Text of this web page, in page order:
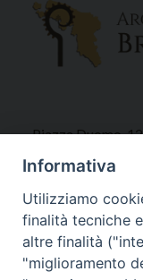
Piazza Duomo,
Tel 0831.521958
Fax 0831.528315
Orari Curia
Informativa
Utilizziamo
finalità tecniche
altre finalità
"miglioramento